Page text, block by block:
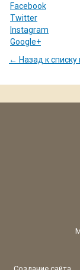
Facebook
Twitter
Instagram
Google+
← Назад к списку